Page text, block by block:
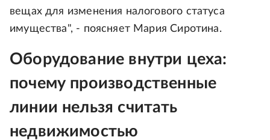
вещах для изменения налогового статуса
имущества", - поясняет Мария Сиротина.
Оборудование внутри цеха:
почему производственные
линии нельзя считать
недвижимостью